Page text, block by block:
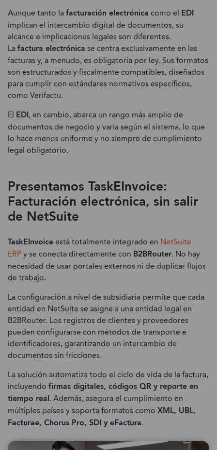
Aunque tanto lafacturación electrónica como el EDI
implican el intercambio digital de documentos, su
alcance e implicaciones legales son diferentes.
Lafactura electrónica se centra exclusivamente en las
facturas y, a menudo, es obligatoria por ley. Sus formatos
son estructurados y fiscalmente compatibles, diseñados
para cumplir con estándares normativos específicos,
como Verifactu.
El EDI, en cambio, abarca un rango más amplio de
documentos de negocio y varía según el sistema, lo que
lo hace menos uniforme y no siempre de cumplimiento
legal obligatorio.
Presentamos TaskEInvoice:
Facturación electrónica, sin salir
de NetSuite
TaskEInvoiceestá totalmente integrado en NetSuite
ERPy se conecta directamente con B2BRouter. No hay
necesidad de usar portales externos ni de duplicar flujos
de trabajo.
La configuración a nivel de subsidiaria permite que cada
entidad en NetSuite se asigne a una entidad legal en
B2BRouter. Los registros de clientes y proveedores
pueden configurarse con métodos de transporte e
identificadores, garantizando un intercambio de
documentos sin fricciones.
La solución automatiza todo el ciclo de vida de la factura,
incluyendo firmas digitales, códigos QR y reporte en
tiempo real. Además, asegura el cumplimiento en
múltiples países y soporta formatos como XML, UBL,
Facturae, Chorus Pro, SDI y eFactura.